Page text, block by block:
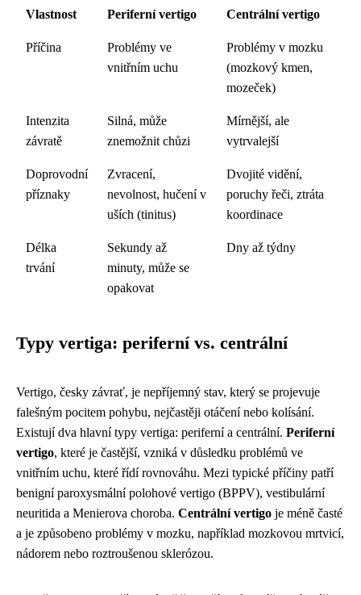
Vlastnost
Periferní vertigo Centrální vertigo
Příčina
Problémy ve
vnitřním uchu
Problémy v mozku
(mozkový kmen,
mozeček)
Intenzita
závratě
Silná, může
znemožnit chůzi
Mírnější, ale
vytrvalejší
Doprovodní
příznaky
Zvracení,
nevolnost, hučení v
uších (tinitus)
Dvojité vidění,
poruchy řeči, ztráta
koordinace
Délka
trvání
Sekundy až
minuty, může se
opakovat
Dny až týdny
Typy vertiga: periferní vs. centrální
Vertigo, česky závrať, je nepříjemný stav, který se projevuje
falešným pocitem pohybu, nejčastěji otáčení nebo kolísání.
Existují dva hlavní typy vertiga: periferní a centrální. Periferní
vertigo, které je častější, vzniká v důsledku problémů ve
vnitřním uchu, které řídí rovnováhu. Mezi typické příčiny patří
benigní paroxysmální polohové vertigo (BPPV), vestibulární
neuritida a Menierova choroba. Centrální vertigo je méně časté
a je způsobeno problémy v mozku, například mozkovou mrtvicí,
nádorem nebo roztroušenou sklerózou.